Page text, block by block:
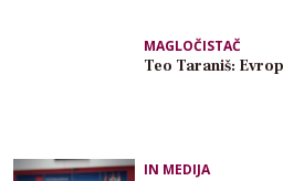
MAGLOČISTAČ
Teo Taraniš:
IN MEDIJA